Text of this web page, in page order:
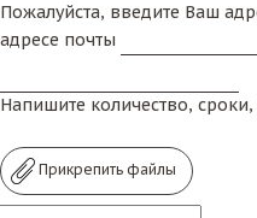
Пожалуйста, введите Ваш
адресе почты
Напишите количество, сроки,
Прикрепить файлы